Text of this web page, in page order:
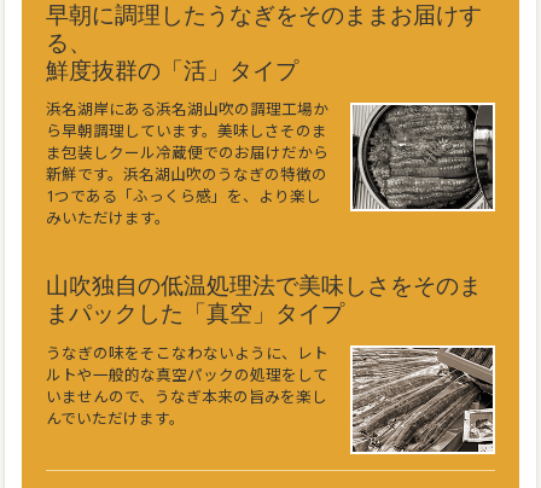
早朝に調理したうなぎをそのままお届けす
る、
鮮度抜群の「活」タイプ
浜名湖岸にある浜名湖山吹の調理工場か
ら早朝調理しています。美味しさそのま
ま包装しクール冷蔵便でのお届けだから
新鮮です。浜名湖山吹のうなぎの特徴の
1つである「ふっくら感」を、より楽し
みいただけます。
山吹独自の低温処理法で美味しさをそのま
まパックした「真空」タイプ
うなぎの味をそこなわないように、レト
ルトや一般的な真空パックの処理をして
いませんので、うなぎ本来の旨みを楽し
んでいただけます。